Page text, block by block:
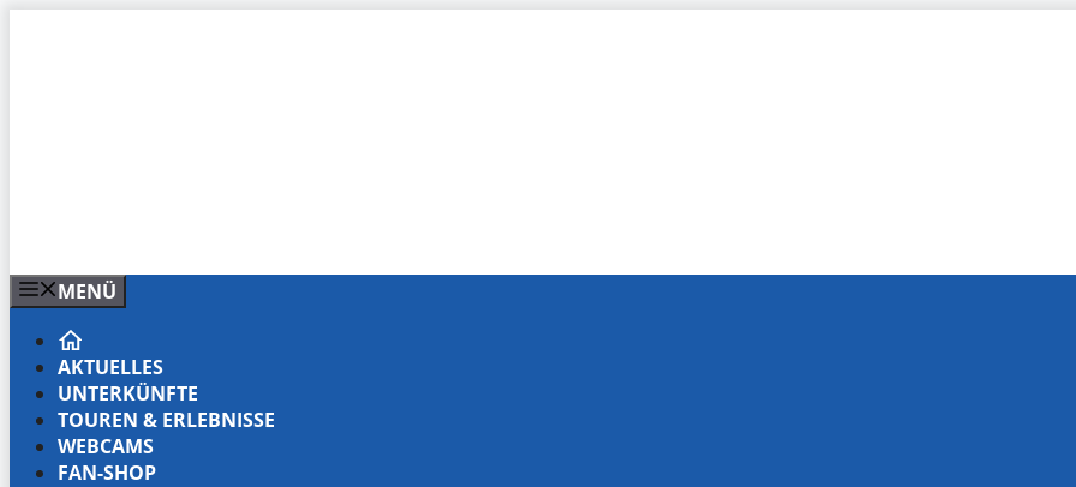
MENÜ
AKTUELLES
UNTERKÜNFTE
TOUREN & ERLEBNISSE
WEBCAMS
FAN-SHOP